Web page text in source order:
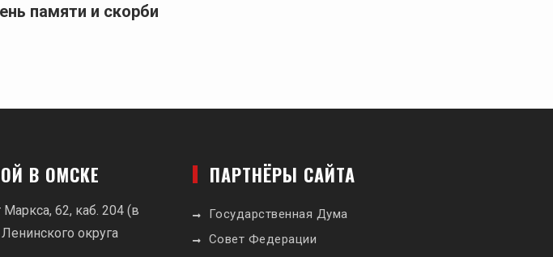
памяти и скорби
В ОМСКЕ
62, каб. 204 (в
округа
ПАРТНЁРЫ САЙТА
Государственная Дума
Совет Федерации